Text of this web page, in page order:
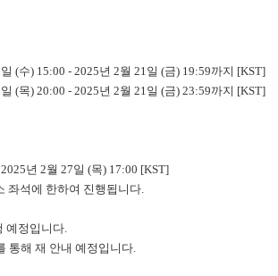
(수) 15:00 - 2025년 2월 21일 (금) 19:59까지 [KST]
(목) 20:00 - 2025년 2월 21일 (금) 23:59까지 [KST]
년 2월 27일 (목) 17:00 [KST]
좌석에 한하여 진행됩니다.
예정입니다.
통해 재 안내 예정입니다.